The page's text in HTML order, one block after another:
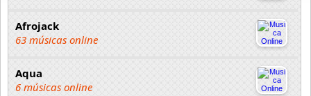
Afrojack
63 músicas online
Aqua
6 músicas online